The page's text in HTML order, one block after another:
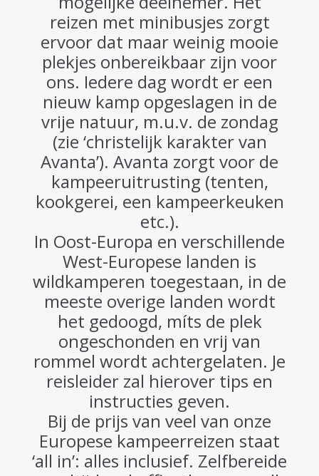
reizen met minibusjes zorgt
ervoor dat maar weinig mooie
plekjes onbereikbaar zijn voor
ons. Iedere dag wordt er een
nieuw kamp opgeslagen in de
vrije natuur, m.u.v. de zondag
(zie ‘christelijk karakter van
Avanta’). Avanta zorgt voor de
kampeeruitrusting (tenten,
kookgerei, een kampeerkeuken
etc.).
In Oost-Europa en verschillende
West-Europese landen is
wildkamperen toegestaan, in de
meeste overige landen wordt
het gedoogd, míts de plek
ongeschonden en vrij van
rommel wordt achtergelaten. Je
reisleider zal hierover tips en
instructies geven.
Bij de prijs van veel van onze
Europese kampeerreizen staat
‘all in’: alles inclusief. Zelfbereide